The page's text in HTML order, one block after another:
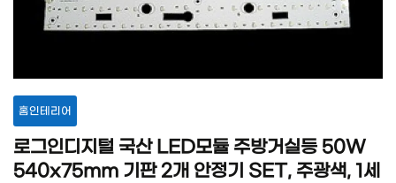
홈인테리어
로그인디지털 국산 LED모듈 주방거실등 50W
540x75mm 기판 2개 안정기 SET, 주광색, 1세